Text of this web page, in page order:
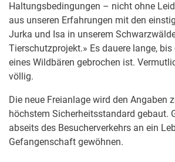
Haltungsbedingungen – nicht ohne
aus unseren Erfahrungen mit den
Jurka und Isa in unserem
Tierschutzprojekt.» Es dauere lange,
eines Wildbären gebrochen ist.
völlig.
Die neue Freianlage wird den Angaben
höchstem Sicherheitsstandard gebaut.
abseits des Besucherverkehrs an ein
Gefangenschaft gewöhnen.